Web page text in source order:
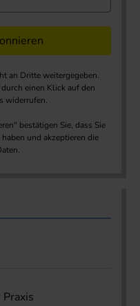
an Dritte weitergegeben.
einen Klick auf den
widerrufen.
bestätigen Sie, dass Sie
und akzeptieren die